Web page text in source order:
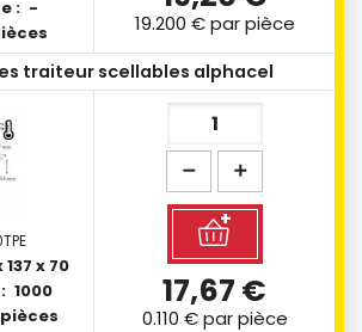
: -
19.200 €par pièce
137 x 70
1000
pièces
traiteur scellables alphacel
17,67 €
0.110 €par pièce